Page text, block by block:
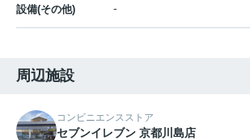
設備(その他) -
周辺施設
コンビニエンスストア
セブンイレブン 京都川島店